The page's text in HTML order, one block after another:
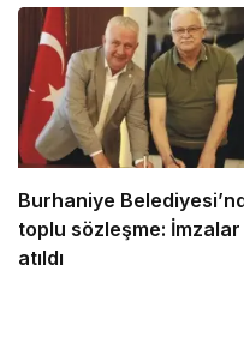
Burhaniye
toplu sözleşme: İmzalar
atıldı